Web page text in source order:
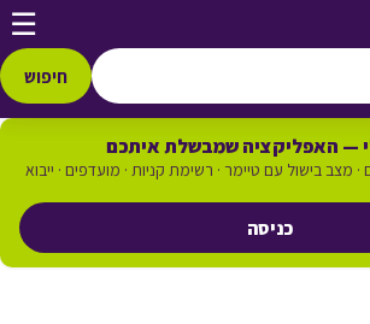
☰
חיפוש
— האפליקציה שמבשלת איתכם
· מצב בישול עם טיימר · רשימת קניות · מועדפים · ייבוא
כניסה